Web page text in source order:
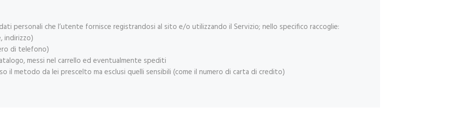
personali che l’utente fornisce registrandosi al sito e/o utilizzando il Servizio; nello specifico raccoglie:
indirizzo)
di telefono)
messi nel carrello ed eventualmente spediti
il metodo da lei prescelto ma esclusi quelli sensibili (come il numero di carta di credito)